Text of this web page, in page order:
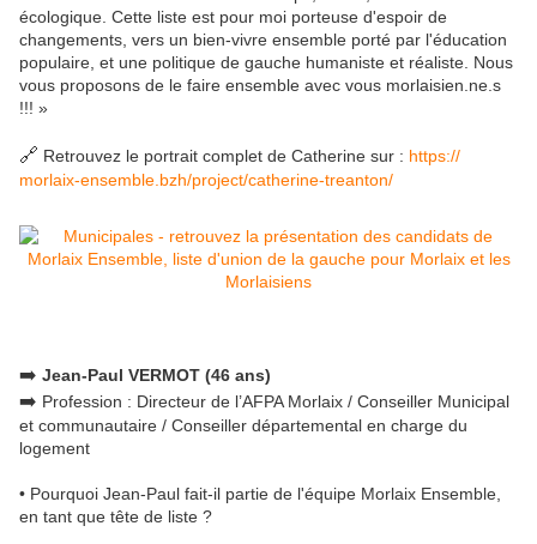
écologique. Cette liste est pour moi porteuse d'espoir de
changements, vers un bien-vivre ensemble porté par l'éducation
populaire, et une politique de gauche humaniste et réaliste. Nous
vous proposons de le faire ensemble avec vous morlaisien.ne.s
!!! »
🔗 Retrouvez le portrait complet de Catherine sur : https://
morlaix-ensemble.bzh/project/catherine-treanton/
➡️ Jean-Paul VERMOT (46 ans)
➡️ Profession : Directeur de l’AFPA Morlaix / Conseiller Municipal
et communautaire / Conseiller départemental en charge du
logement
• Pourquoi Jean-Paul fait-il partie de l'équipe Morlaix Ensemble,
en tant que tête de liste ?